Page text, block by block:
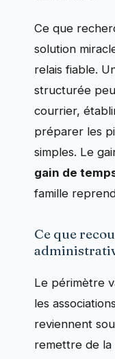
Ce que
solution
relais fiable.
structurée
courrier,
préparer les
simples. Le
gain de
famille
Ce que
Le périmètre
les
reviennent
remettre de la